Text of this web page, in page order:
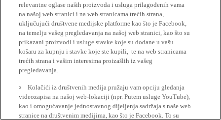
relevantne oglase naših proizvoda i usluga prilagođenih vama
na našoj web stranici i na web stranicama trećih strana,
uključujući društvene medijske platforme kao što je Facebook,
na temelju vašeg pregledavanja na našoj web stranici, kao što su
prikazani proizvodi i usluge stavke koje su dodane u vašu
košaru za kupnju i stavke koje ste kupili, te na web stranicama
trećih strana i vašim interesima proizašlih iz vašeg
pregledavanja.
Kolačići iz društvenih medija pružaju vam opciju gledanja
videozapisa na našoj web-lokaciji (npr. Putem usluge YouTube),
kao i omogućavanje jednostavnog dijeljenja sadržaja s naše web
stranice na društvenim medijima, kao što je Facebook. To su